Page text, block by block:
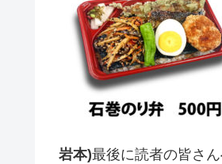
岩本)最後に読者の皆さ